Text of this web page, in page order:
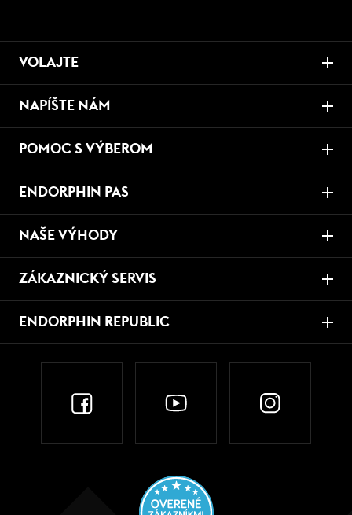
VOLAJTE
NAPÍŠTE NÁM
POMOC S VÝBEROM
ENDORPHIN PAS
NAŠE VÝHODY
ZÁKAZNICKÝ SERVIS
ENDORPHIN REPUBLIC